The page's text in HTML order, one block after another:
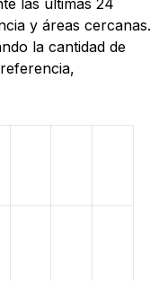
las últimas 24
y áreas cercanas.
la cantidad de